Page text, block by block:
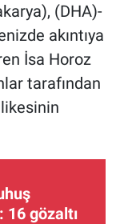
(DHA)-
akıntıya
İsa Horoz
tarafından
16 gözaltı